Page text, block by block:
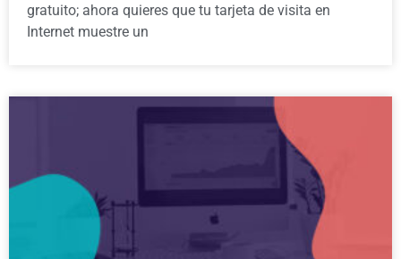
gratuito; ahora quieres que tu tarjeta de visita en
Internet muestre un